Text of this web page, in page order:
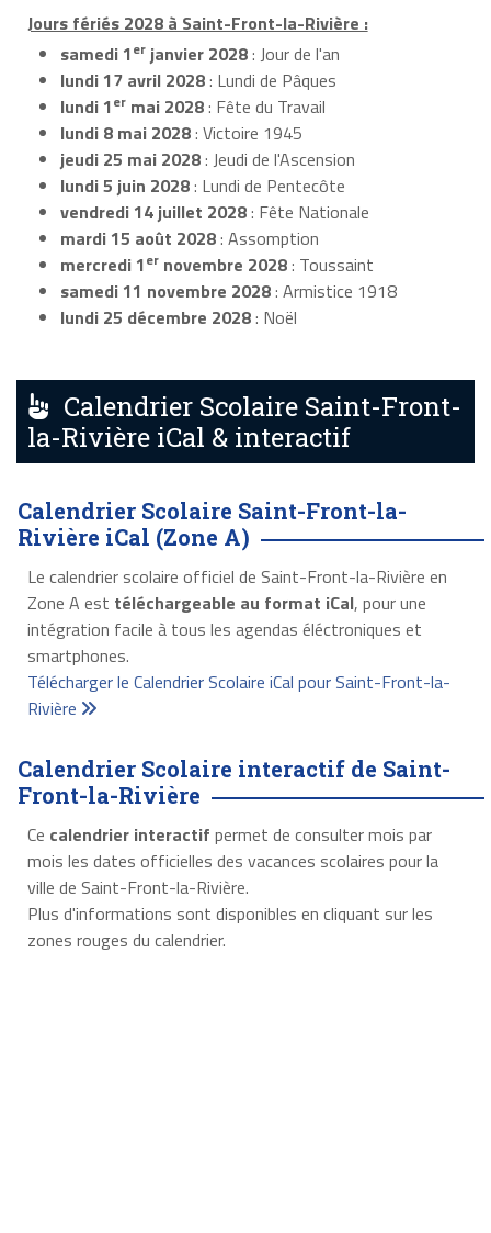
Jours fériés 2028 à Saint-Front-la-Rivière :
samedi 1er janvier 2028: Jour de l'an
lundi 17 avril 2028: Lundi de Pâques
lundi 1er mai 2028: Fête du Travail
lundi 8 mai 2028: Victoire 1945
jeudi 25 mai 2028: Jeudi de l'Ascension
lundi 5 juin 2028: Lundi de Pentecôte
vendredi 14 juillet 2028: Fête Nationale
mardi 15 août 2028: Assomption
mercredi 1er novembre 2028: Toussaint
samedi 11 novembre 2028: Armistice 1918
lundi 25 décembre 2028: Noël
Calendrier Scolaire Saint-Front-
la-Rivière iCal & interactif
Calendrier Scolaire Saint-Front-la-
Rivière iCal (Zone A)
Le calendrier scolaire officiel de Saint-Front-la-Rivière en
Zone A est téléchargeable au format iCal, pour une
intégration facile à tous les agendas éléctroniques et
smartphones.
Télécharger le Calendrier Scolaire iCal pour Saint-Front-la-
Rivière
Calendrier Scolaire interactif de Saint-
Front-la-Rivière
Ce calendrier interactif permet de consulter mois par
mois les dates officielles des vacances scolaires pour la
ville de Saint-Front-la-Rivière.
Plus d'informations sont disponibles en cliquant sur les
zones rouges du calendrier.